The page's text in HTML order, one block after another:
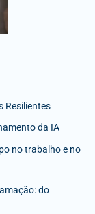
Resilientes
da IA
no trabalho e no
do